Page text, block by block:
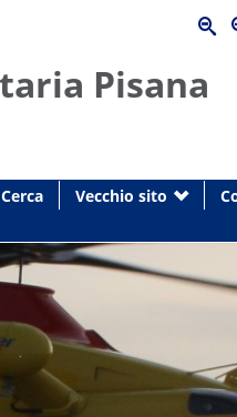
Pisana
Cerca Vecchio sito